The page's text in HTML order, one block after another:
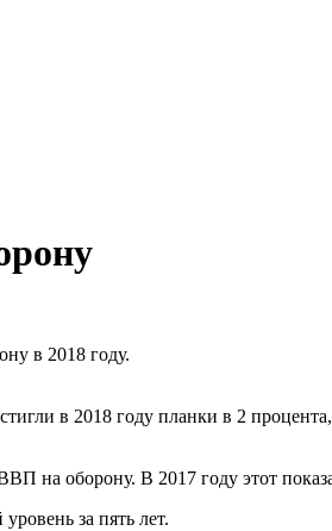
в 2018 году.
в 2018 году планки в 2
на оборону. В 2017 году этот
за пять лет.